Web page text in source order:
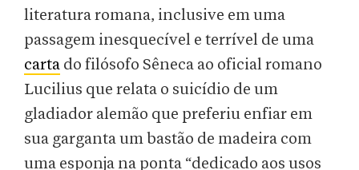
literatura romana, inclusive em uma
passagem inesquecível e terrível de uma
carta do filósofo Sêneca ao oficial romano
Lucilius que relata o suicídio de um
gladiador alemão que preferiu enfiar em
sua garganta um bastão de madeira com
uma esponja na ponta “dedicado aos usos